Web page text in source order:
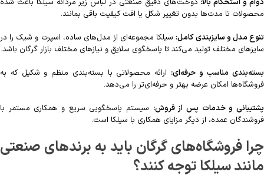
محصولات تا مدت‌ها بدون تغییر شکل یا افت کیفیت باقی بمانند.
تنوع مدل و سایزبندی کامل: سیلکا مجموعه‌ای از مدل‌های ساده، اسپرت و شیک را در
سایزهای مختلف تولید می‌کند تا پاسخگوی سلایق و نیازهای مختلف بازار گرگان باشد.
بسته‌بندی مناسب و حرفه‌ای: ارائه محصولاتی با بسته‌بندی منظم و شکیل که به
فروشگاه‌ها امکان عرضه بهتر و حرفه‌ای‌تر را می‌دهد.
پشتیبانی و خدمات پس از فروش: سیستم پاسخگویی سریع و همکاری مستمر با
فروشندگان عمده، از دیگر مزایای همکاری با سیلکا است.
چرا فروشگاه‌های گرگان باید به برندهای صنعتی
مانند سیلکا توجه کنند؟